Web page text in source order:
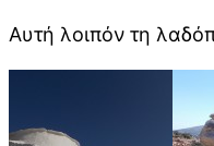
Αυτή λοιπόν τη